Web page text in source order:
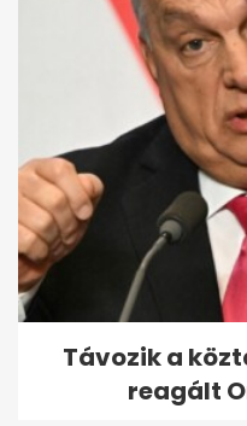
Távozik a
reagált